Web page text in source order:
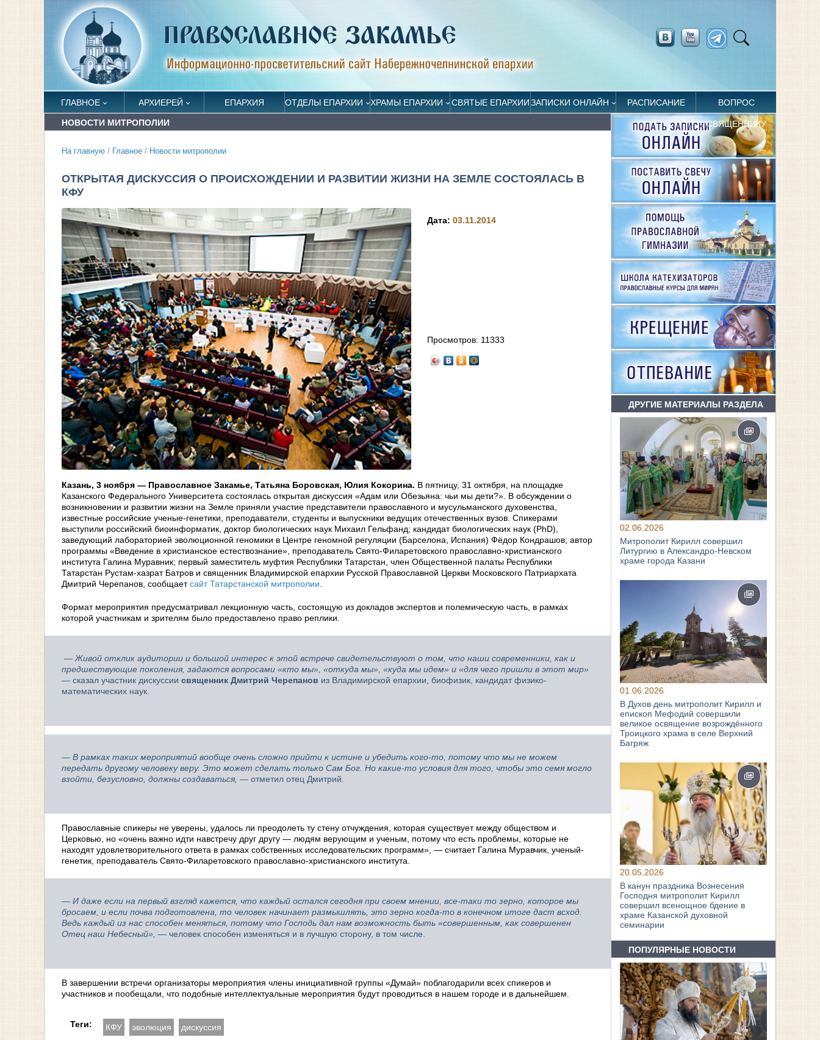
ГЛАВНОЕ АРХИЕРЕЙ ЕПАРХИЯ ОТДЕЛЫ ЕПАРХИИ ХРАМЫ ЕПАРХИИ СВЯТЫЕ ЕПАРХИИЗАПИСКИ ОНЛАЙН РАСПИСАНИЕ ВОПРОС
СВЯЩЕННИКУ
НОВОСТИ МИТРОПОЛИИ
На главную / Главное / Новости митрополии
ОТКРЫТАЯ ДИСКУССИЯ О ПРОИСХОЖДЕНИИ И РАЗВИТИИ ЖИЗНИ НА ЗЕМЛЕ СОСТОЯЛАСЬ В
КФУ
Дата:03.11.2014
Просмотров: 11333
Казань, 3 ноября — Православное Закамье, Татьяна Боровская, Юлия Кокорина. В пятницу, 31 октября, на площадке
Казанского Федерального Университета состоялась открытая дискуссия «Адам или Обезьяна: чьи мы дети?». В обсуждении о
возникновении и развитии жизни на Земле приняли участие представители православного и мусульманского духовенства,
известные российские ученые-генетики, преподаватели, студенты и выпускники ведущих отечественных вузов. Спикерами
выступили российский биоинформатик, доктор биологических наук Михаил Гельфанд; кандидат биологических наук (PhD),
заведующий лабораторией эволюционной геномики в Центре геномной регуляции (Барселона, Испания) Фёдор Кондрашов; автор
программы «Введение в христианское естествознание», преподаватель Свято-Филаретовского православно-христианского
института Галина Муравник; первый заместитель муфтия Республики Татарстан, член Общественной палаты Республики
Татарстан Рустам-хазрат Батров и священник Владимирской епархии Русской Православной Церкви Московского Патриархата
Дмитрий Черепанов, сообщаетсайт Татарстанской митрополии.
Формат мероприятия предусматривал лекционную часть, состоящую из докладов экспертов и полемическую часть, в рамках
которой участникам и зрителям было предоставлено право реплики.
— Живой отклик аудитории и большой интерес к этой встрече свидетельствуют о том, что наши современники, как и
предшествующие поколения, задаются вопросами «кто мы», «откуда мы», «куда мы идем» и «для чего пришли в этот мир»
— сказал участник дискуссии священник Дмитрий Черепанов из Владимирской епархии, биофизик, кандидат физико-
математических наук.
— В рамках таких мероприятий вообще очень сложно прийти к истине и убедить кого-то, потому что мы не можем
передать другому человеку веру. Это может сделать только Сам Бог. Но какие-то условия для того, чтобы это семя могло
взойти, безусловно, должны создаваться, — отметил отец Дмитрий.
Православные спикеры не уверены, удалось ли преодолеть ту стену отчуждения, которая существует между обществом и
Церковью, но «очень важно идти навстречу друг другу — людям верующим и ученым, потому что есть проблемы, которые не
находят удовлетворительного ответа в рамках собственных исследовательских программ», — считает Галина Муравчик, ученый-
генетик, преподаватель Свято-Филаретовского православно-христианского института.
— И даже если на первый взгляд кажется, что каждый остался сегодня при своем мнении, все-таки то зерно, которое мы
бросаем, и если почва подготовлена, то человек начинает размышлять, это зерно когда-то в конечном итоге даст всход.
Ведь каждый из нас способен меняться, потому что Господь дал нам возможность быть «совершенным, как совершенен
Отец наш Небесный», — человек способен изменяться и в лучшую сторону, в том числе.
В завершении встречи организаторы мероприятия члены инициативной группы «Думай» поблагодарили всех спикеров и
участников и пообещали, что подобные интеллектуальные мероприятия будут проводиться в нашем городе и в дальнейшем.
Теги: КФУ эволюция дискуссия
ДРУГИЕ МАТЕРИАЛЫ РАЗДЕЛА
02.06.2026
Митрополит Кирилл совершил
Литургию в Александро-Невском
храме города Казани
01.06.2026
В Духов день митрополит Кирилл и
епископ Мефодий совершили
великое освящение возрождённого
Троицкого храма в селе Верхний
Багряж
20.05.2026
В канун праздника Вознесения
Господня митрополит Кирилл
совершил всенощное бдение в
храме Казанской духовной
семинарии
ПОПУЛЯРНЫЕ НОВОСТИ